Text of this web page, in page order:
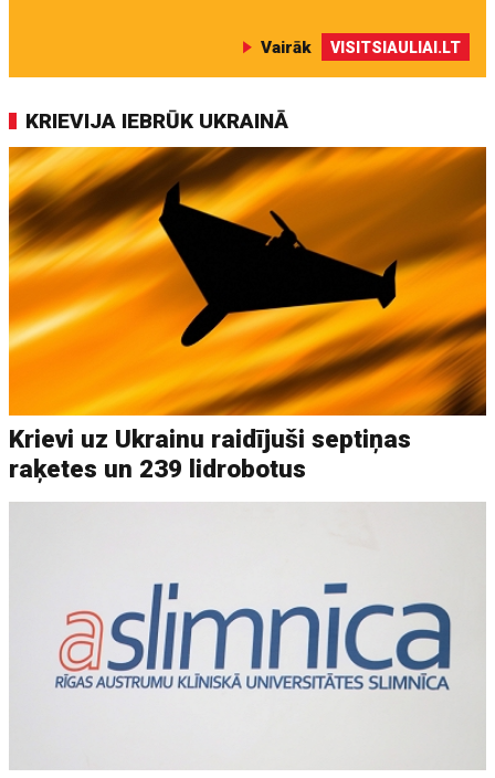
Vairāk VISITSIAULIAI.LT
KRIEVIJA IEBRŪK UKRAINĀ
Krievi uz Ukrainu raidījuši septiņas
raķetes un 239 lidrobotus